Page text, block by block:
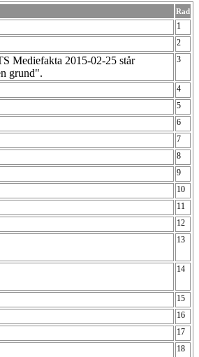
Rad
1
2
Mediefakta 2015-02-25 står
grund".
3
4
5
6
7
8
9
10
11
12
13
14
15
16
17
18